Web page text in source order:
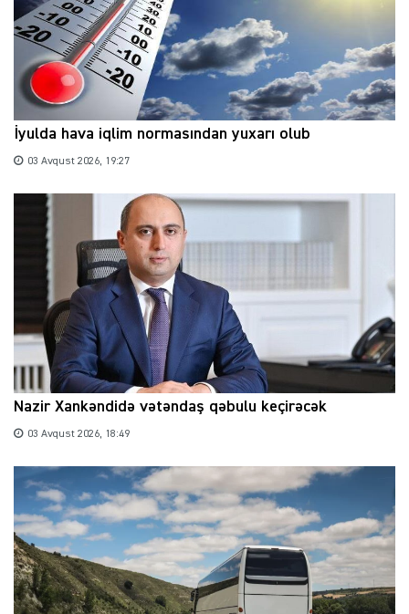
İyulda hava iqlim normasından yuxarı olub
03 Avqust 2026, 19:27
Nazir Xankəndidə vətəndaş qəbulu keçirəcək
03 Avqust 2026, 18:49